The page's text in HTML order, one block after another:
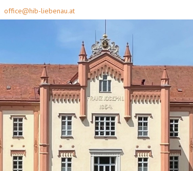
office@hib-liebenau.at